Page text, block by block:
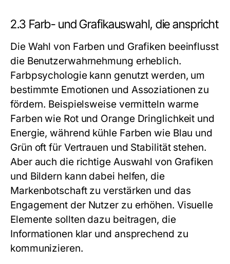
2.3 Farb- und Grafikauswahl, die anspricht
Die Wahl von Farben und Grafiken beeinflusst
die Benutzerwahrnehmung erheblich.
Farbpsychologie kann genutzt werden, um
bestimmte Emotionen und Assoziationen zu
fördern. Beispielsweise vermitteln warme
Farben wie Rot und Orange Dringlichkeit und
Energie, während kühle Farben wie Blau und
Grün oft für Vertrauen und Stabilität stehen.
Aber auch die richtige Auswahl von Grafiken
und Bildern kann dabei helfen, die
Markenbotschaft zu verstärken und das
Engagement der Nutzer zu erhöhen. Visuelle
Elemente sollten dazu beitragen, die
Informationen klar und ansprechend zu
kommunizieren.